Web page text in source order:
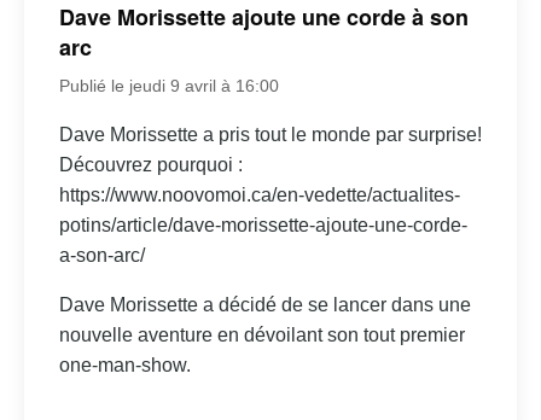
Dave Morissette ajoute une corde à son
arc
Publié le jeudi 9 avril à 16:00
Dave Morissette a pris tout le monde par surprise!
Découvrez pourquoi :
https://www.noovomoi.ca/en-vedette/actualites-
potins/article/dave-morissette-ajoute-une-corde-
a-son-arc/
Dave Morissette a décidé de se lancer dans une
nouvelle aventure en dévoilant son tout premier
one-man-show.